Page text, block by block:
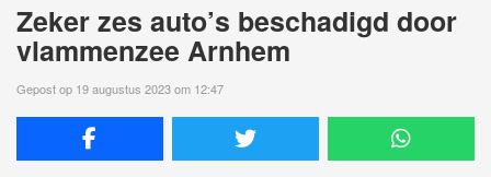
Zeker zes auto’s beschadigd door
vlammenzee Arnhem
Gepost op 19 augustus 2023 om 12:47